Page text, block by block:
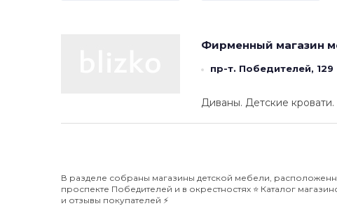
Фирменный магазин
пр-т. Победителей, 129
Диваны. Детские кровати.
В разделе собраны магазины детской мебели,
проспекте Победителей и в окрестностях ⭐️ Каталог
и отзывы покупателей ⚡️